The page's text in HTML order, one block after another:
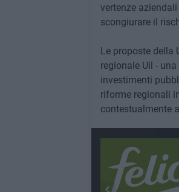
vertenze
scongiurare il
Le proposte della
regionale Uil -
investimenti
riforme regionali
contestualmente